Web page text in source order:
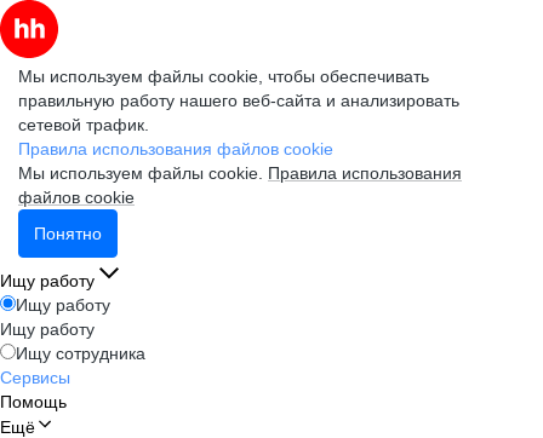
Мы используем файлы cookie, чтобы обеспечивать
правильную работу нашего веб-сайта и анализировать
сетевой трафик.
Правила использования файлов cookie
Мы используем файлы cookie. Правила использования
файлов cookie
Понятно
Ищу работу
Ищу работу
Ищу работу
Ищу сотрудника
Сервисы
Помощь
Ещё